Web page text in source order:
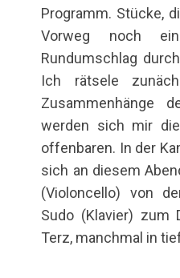
Programm. Stücke,
Vorweg noch
Rundumschlag
Ich rätsele
Zusammenhänge
werden sich mir
offenbaren. In der
sich an diesem
(Violoncello) von
Sudo (Klavier) zum
Terz, manchmal in